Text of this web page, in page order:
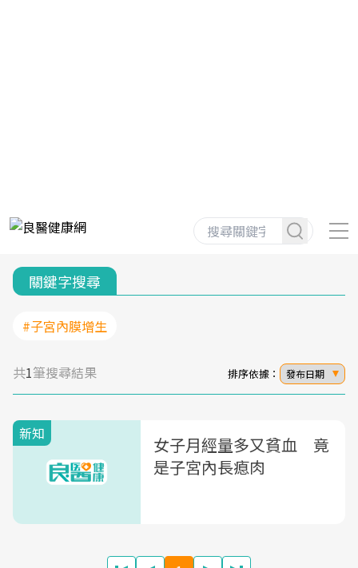
關鍵字搜尋
#子宮內膜增生
共1筆搜尋結果 排序依據： 發布日期
新知
女子月經量多又貧血 竟
是子宮內長瘜肉